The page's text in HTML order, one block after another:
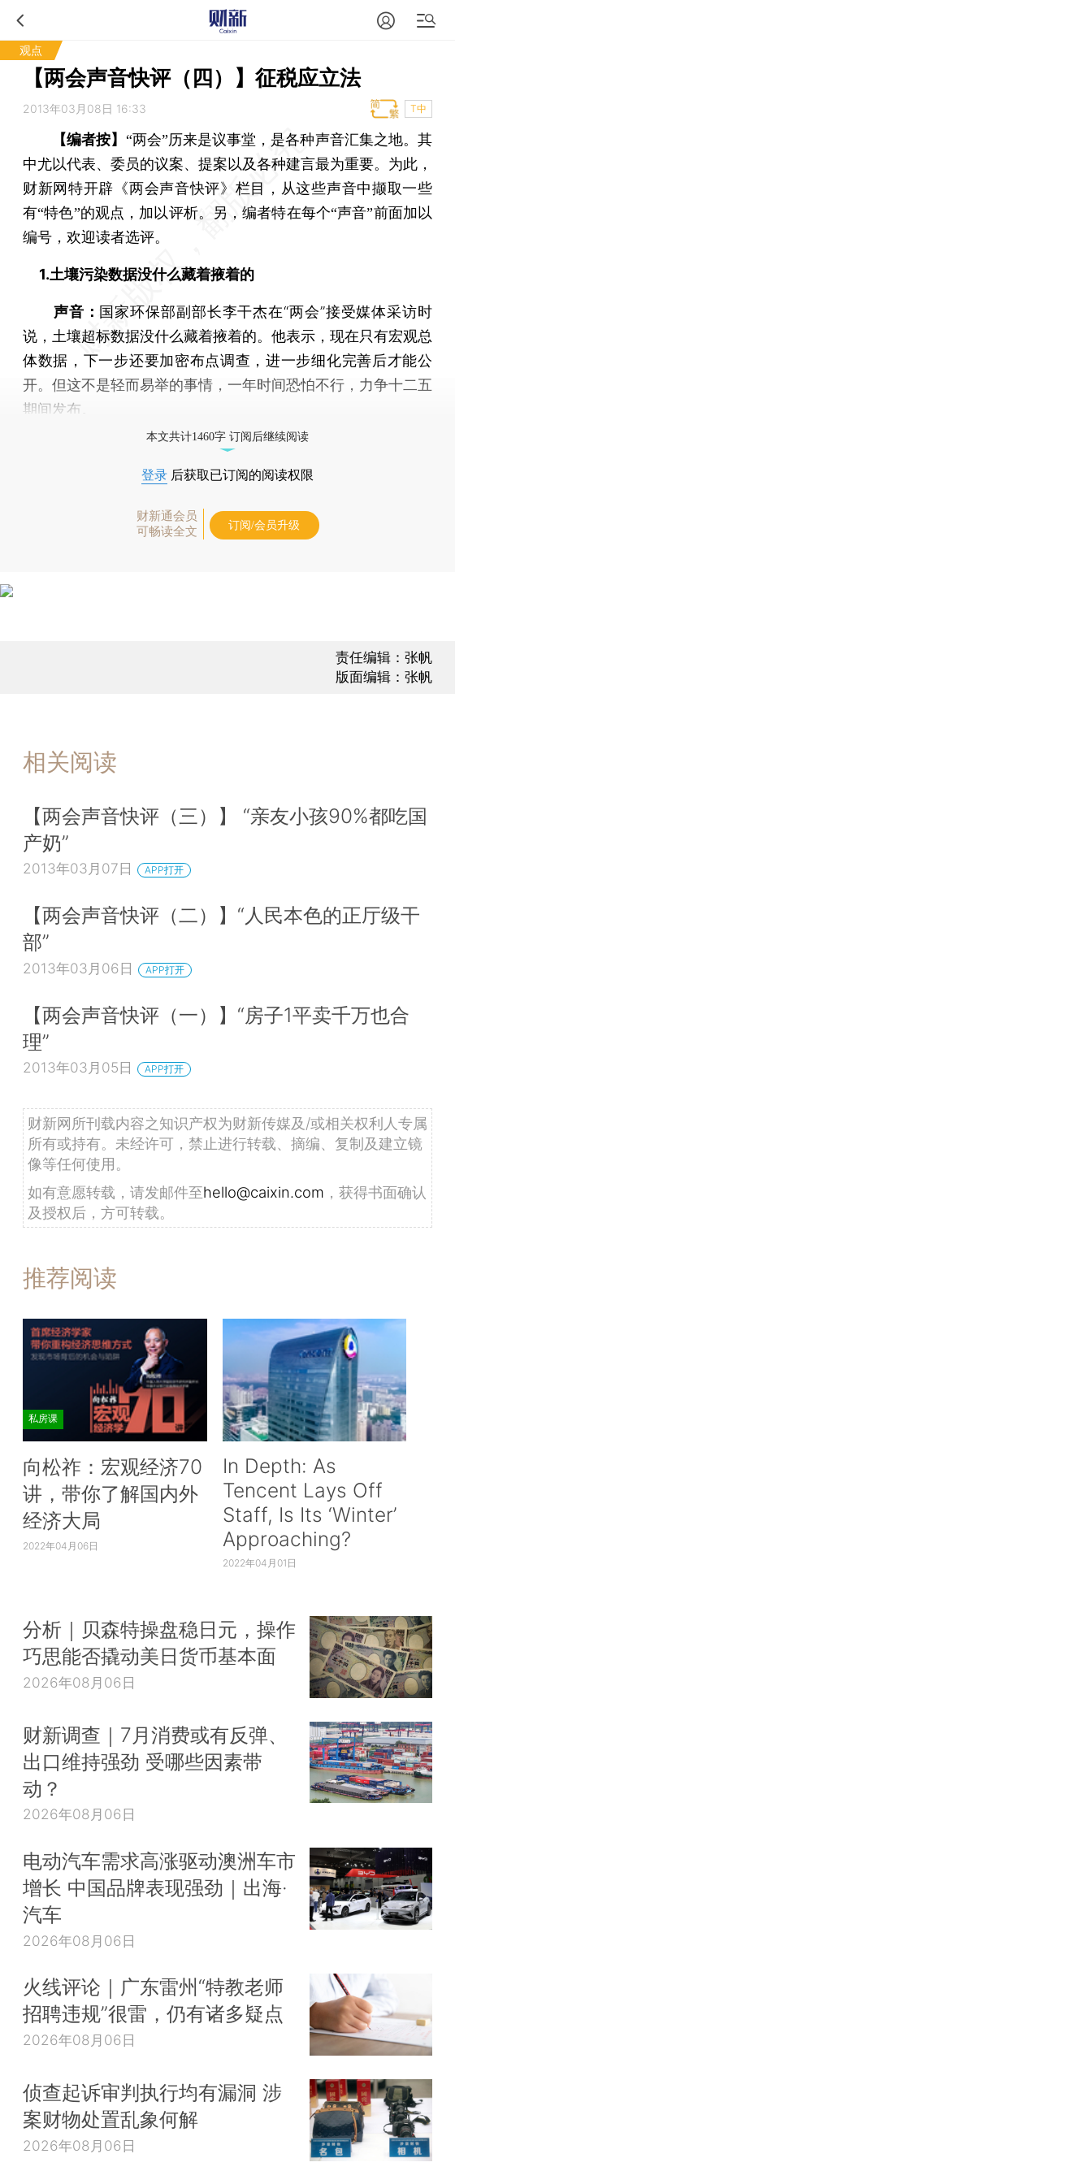
观点
【两会声音快评（四）】征税应立法
2013年03月08日 16:33 T中
【编者按】 “两会”历来是议事堂，是各种声音汇集之地。其
中尤以代表、委员的议案、提案以及各种建言最为重要。为此，
财新网特开辟《两会声音快评》栏目，从这些声音中撷取一些
有“特色”的观点，加以评析。另，编者特在每个“声音”前面加以
编号，欢迎读者选评。
1.土壤污染数据没什么藏着掖着的
声音： 国家环保部副部长李干杰在“两会”接受媒体采访时
说，土壤超标数据没什么藏着掖着的。他表示，现在只有宏观总
体数据，下一步还要加密布点调查，进一步细化完善后才能公
开。但这不是轻而易举的事情，一年时间恐怕不行，力争十二五
期间发布。
本文共计1460字 订阅后继续阅读
登录 后获取已订阅的阅读权限
财新通会员
可畅读全文
订阅/会员升级
责任编辑：张帆
版面编辑：张帆
相关阅读
【两会声音快评（三）】 “亲友小孩90%都吃国
产奶”
2013年03月07日 APP打开
【两会声音快评（二）】“人民本色的正厅级干
部”
2013年03月06日 APP打开
【两会声音快评（一）】“房子1平卖千万也合
理”
2013年03月05日 APP打开
财新网所刊载内容之知识产权为财新传媒及/或相关权利人专属
所有或持有。未经许可，禁止进行转载、摘编、复制及建立镜
像等任何使用。
如有意愿转载，请发邮件至hello@caixin.com ，获得书面确认
及授权后，方可转载。
推荐阅读
私房课
向松祚：宏观经济70
讲，带你了解国内外
经济大局
2022年04月06日
In Depth: As
Tencent Lays Off
Staff, Is Its ‘Winter’
Approaching?
2022年04月01日
分析｜贝森特操盘稳日元，操作
巧思能否撬动美日货币基本面
2026年08月06日
财新调查｜7月消费或有反弹、
出口维持强劲 受哪些因素带
动？
2026年08月06日
电动汽车需求高涨驱动澳洲车市
增长 中国品牌表现强劲｜出海·
汽车
2026年08月06日
火线评论｜广东雷州“特教老师
招聘违规”很雷，仍有诸多疑点
2026年08月06日
侦查起诉审判执行均有漏洞 涉
案财物处置乱象何解
2026年08月06日